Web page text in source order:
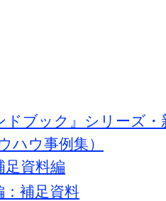
ドブック』シリーズ
ハウ事例集）
足資料編
補足資料